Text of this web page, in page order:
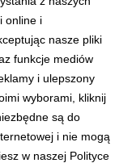
online i
nasze pliki
funkcje mediów
i ulepszony
wyborami, kliknij
są do
i nie mogą
w naszej Polityce